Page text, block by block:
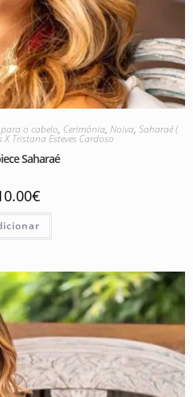
para o cabelo, Cerimónia, Noiva, Saharaé (
X Tristana Esteves Cardoso
Saharaé
€